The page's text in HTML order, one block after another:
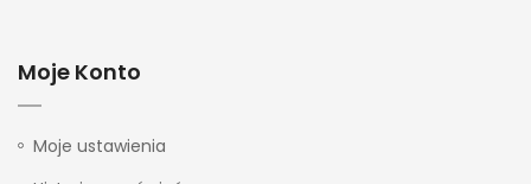
Moje Konto
Moje ustawienia